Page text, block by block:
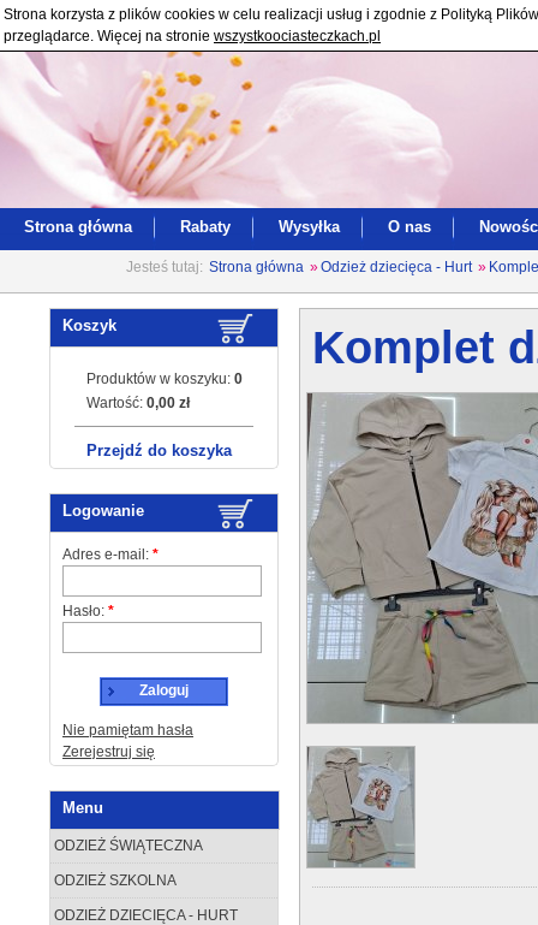
Strona korzysta z plików cookies w celu realizacji usług i zgodnie z Polityką
przeglądarce. Więcej na stronie wszystkoociasteczkach.pl
Strona główna Rabaty Wysyłka O nas
Jesteś tutaj: Strona główna »Odzież dziecięca - Hurt »
Koszyk
Produktów w koszyku: 0
Wartość: 0,00 zł
Przejdź do koszyka
Logowanie
Adres e-mail: *
Hasło: *
Zaloguj
Nie pamiętam hasła
Zerejestruj się
Menu
ODZIEŻ ŚWIĄTECZNA
ODZIEŻ SZKOLNA
ODZIEŻ DZIECIĘCA - HURT
Komplet